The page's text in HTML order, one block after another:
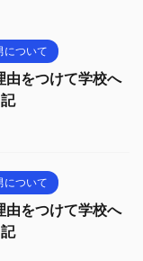
について
をつけて学校へ
について
をつけて学校へ